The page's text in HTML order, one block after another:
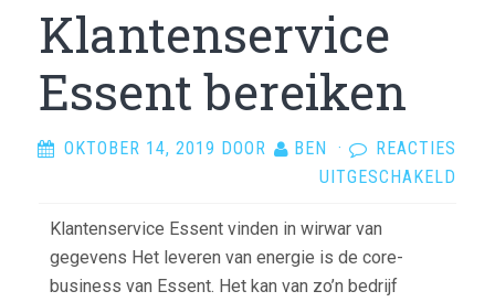
Klantenservice
Essent bereiken
OKTOBER 14, 2019 DOOR BEN ·
REACTIES
UITGESCHAKELD
Klantenservice Essent vinden in wirwar van
gegevens Het leveren van energie is de core-
business van Essent. Het kan van zo’n bedrijf